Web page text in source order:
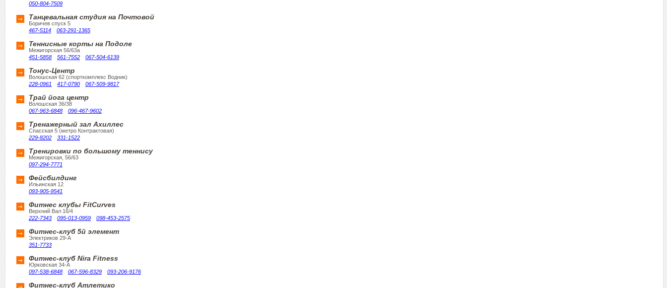
050-804-7509
Танцевальная студия на Почтовой
Боричев спуск 5
467-5114
063-291-1365
Теннисные корты на Подоле
Межигорская 56/63а
451-5858
561-7552 067-504-6139
Тонус-Центр
Волошская 62 (спорткомплекс Водник)
228-0961
417-0790 067-509-9817
Трай йога центр
Волошская 36/38
067-963-6848
096-467-9602
Тренажерный зал Ахиллес
Спасская 5 (метро Контрактовая)
229-8202
331-1522
Тренировки по большому теннису
Межигорская, 56/63
097-294-7771
Фейсбилдинг
Ильинская 12
093-905-9541
Фитнес клубы FitCurves
Верхний Вал 16/4
222-7343
095-013-0959 098-453-2575
Фитнес-клуб 5й элемент
Электриков 29-A
351-7733
Фитнес-клуб Nira Fitness
Юрковская 34-А
097-538-6848
067-596-8329 093-206-9176
Фитнес-клуб Атлетико